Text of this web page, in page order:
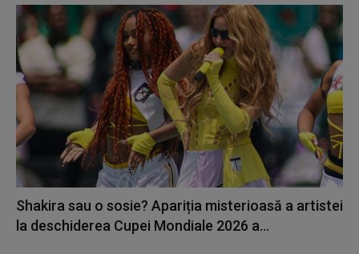
Shakira sau o sosie? Apariția misterioasă a artistei
la deschiderea Cupei Mondiale 2026 a...